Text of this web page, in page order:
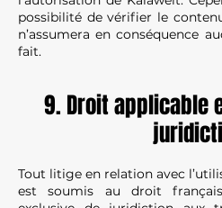
possibilité de vérifier le
n’assumera en conséquence
fait.
9. Droit applicable
Tout litige en relation avec
est soumis au droit